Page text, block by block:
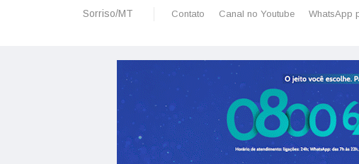
Sorriso/MT Contato Canal no Youtube WhatsApp